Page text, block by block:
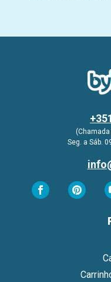
Seg. a Sáb.